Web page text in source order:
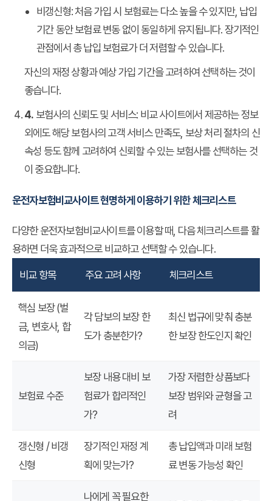
비갱신형:처음 가입 시 보험료는 다소 높을 수 있지만, 납입
기간 동안 보험료 변동 없이 동일하게 유지됩니다. 장기적인
관점에서 총 납입 보험료가 더 저렴할 수 있습니다.
자신의 재정 상황과 예상 가입 기간을 고려하여 선택하는 것이
좋습니다.
4. 보험사의 신뢰도 및 서비스: 비교 사이트에서 제공하는 정보
외에도 해당 보험사의 고객 서비스 만족도, 보상 처리 절차의 신
속성 등도 함께 고려하여 신뢰할 수 있는 보험사를 선택하는 것
이 중요합니다.
운전자보험비교사이트 현명하게 이용하기 위한 체크리스트
다양한 운전자보험비교사이트를 이용할 때, 다음 체크리스트를 활
용하면 더욱 효과적으로 비교하고 선택할 수 있습니다.
비교 항목 주요 고려 사항 체크리스트
핵심 보장 (벌
금, 변호사, 합
의금)
각 담보의 보장 한
도가 충분한가?
최신 법규에 맞춰 충분
한 보장 한도인지 확인
보험료 수준
보장 내용 대비 보
험료가 합리적인
가?
가장 저렴한 상품보다
보장 범위와 균형을 고
려
갱신형 / 비갱
신형
장기적인 재정 계
획에 맞는가?
총 납입액과 미래 보험
료 변동 가능성 확인
나에게 꼭 필요한